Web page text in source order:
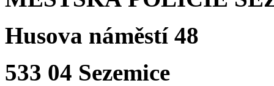
Husova náměstí 48
533 04 Sezemice